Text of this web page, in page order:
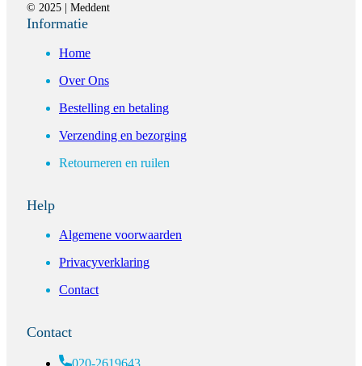
© 2025 | Meddent
Informatie
Home
Over Ons
Bestelling en betaling
Verzending en bezorging
Retourneren en ruilen
Help
Algemene voorwaarden
Privacyverklaring
Contact
Contact
020-2619643